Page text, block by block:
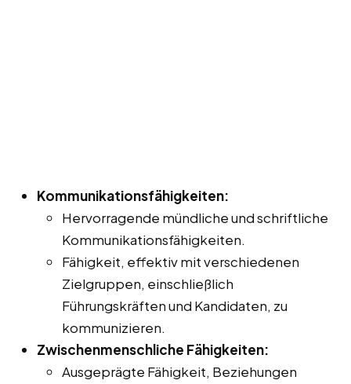
Kommunikationsfähigkeiten:
Hervorragende mündliche und schriftliche
Kommunikationsfähigkeiten.
Fähigkeit, effektiv mit verschiedenen
Zielgruppen, einschließlich
Führungskräften und Kandidaten, zu
kommunizieren.
Zwischenmenschliche Fähigkeiten:
Ausgeprägte Fähigkeit, Beziehungen